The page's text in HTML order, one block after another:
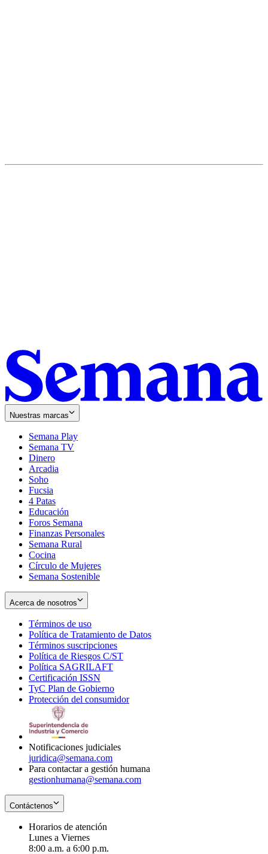
Nuestras marcas
Semana Play
Semana TV
Dinero
Arcadia
Soho
in
new
window
Fucsia
in
new
window
4 Patas
Educación
Foros Semana
Finanzas Personales
Semana Rural
Cocina
Círculo de Mujeres
Semana Sostenible
Acerca de nosotros
Términos de uso
in
new
window
Política de Tratamiento de Datos
Términos suscripciones
in
Política de Riesgos C/ST
Política SAGRILAFT
new
window
Certificación ISSN
in
new
TyC Plan de Gobierno
in
Protección del consumidorOpens
Notificaciones judiciales
juridica@semana.com
Para contactar a gestión humana
gestionhumana@semana.com
Contáctenos
Horarios de atención
Lunes a Viernes
8:00 a.m. a 6:00 p.m.